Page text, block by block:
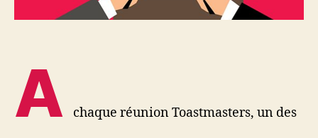
A chaque réunion Toastmasters, un des